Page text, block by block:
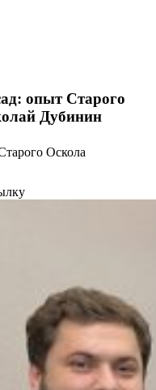
опыт Старого
Дубинин
Оскола